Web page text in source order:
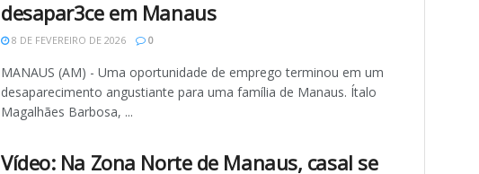
desapar3ce em Manaus
8 DE FEVEREIRO DE 2026 0
MANAUS (AM) - Uma oportunidade de emprego terminou em um
desaparecimento angustiante para uma família de Manaus. Ítalo
Magalhães Barbosa, ...
Vídeo: Na Zona Norte de Manaus, casal se